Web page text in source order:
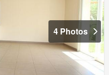
4 Photos